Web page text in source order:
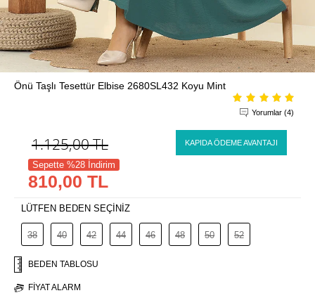
Önü Taşlı Tesettür Elbise 2680SL432 Koyu Mint
Yorumlar (4)
1.125,00TL KAPIDA ÖDEME AVANTAJI
Sepette %28 İndirim
810,00 TL
LÜTFEN BEDEN SEÇİNİZ
38 40 42 44 46 48 50 52
BEDEN TABLOSU
FIYAT ALARM